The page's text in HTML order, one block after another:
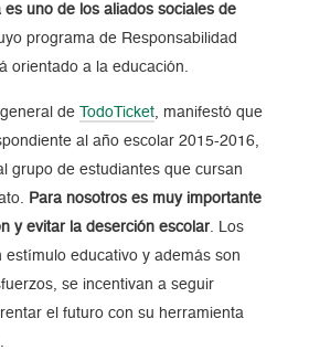
es uno de los aliados sociales de
programa de Responsabilidad
orientado a la educación.
de TodoTicket, manifestó que
al año escolar 2015-2016,
grupo de estudiantes que cursan
Para nosotros es muy importante
y evitar la deserción escolar. Los
estímulo educativo y además son
se incentivan a seguir
el futuro con su herramienta